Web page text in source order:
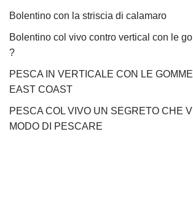
Bolentino con la striscia di calamaro
Bolentino col vivo contro vertical con le
?
PESCA IN VERTICALE CON LE
EAST COAST
PESCA COL VIVO UN SEGRETO CHE
MODO DI PESCARE